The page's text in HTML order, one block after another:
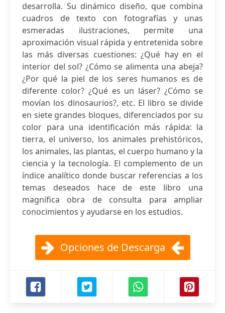
desarrolla. Su dinámico diseño, que combina
cuadros de texto con fotografías y unas
esmeradas ilustraciones, permite una
aproximación visual rápida y entretenida sobre
las más diversas cuestiones: ¿Qué hay en el
interior del sol? ¿Cómo se alimenta una abeja?
¿Por qué la piel de los seres humanos es de
diferente color? ¿Qué es un láser? ¿Cómo se
movían los dinosaurios?, etc. El libro se divide
en siete grandes bloques, diferenciados por su
color para una identificación más rápida: la
tierra, el universo, los animales prehistóricos,
los animales, las plantas, el cuerpo humano y la
ciencia y la tecnología. El complemento de un
índice analítico donde buscar referencias a los
temas deseados hace de este libro una
magnífica obra de consulta para ampliar
conocimientos y ayudarse en los estudios.
Opciones de Descarga